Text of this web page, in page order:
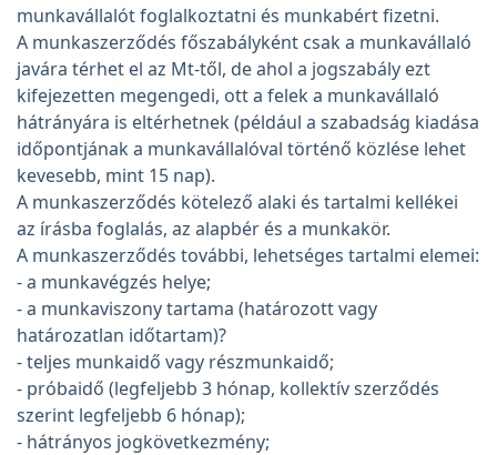
munkavállalót foglalkoztatni és munkabért fizetni.
A munkaszerződés főszabályként csak a munkavállaló
javára térhet el az Mt-től, de ahol a jogszabály ezt
kifejezetten megengedi, ott a felek a munkavállaló
hátrányára is eltérhetnek (például a szabadság kiadása
időpontjának a munkavállalóval történő közlése lehet
kevesebb, mint 15 nap).
A munkaszerződés kötelező alaki és tartalmi kellékei
az írásba foglalás, az alapbér és a munkakör.
A munkaszerződés további, lehetséges tartalmi elemei:
- a munkavégzés helye;
- a munkaviszony tartama (határozott vagy
határozatlan időtartam)?
- teljes munkaidő vagy részmunkaidő;
- próbaidő (legfeljebb 3 hónap, kollektív szerződés
szerint legfeljebb 6 hónap);
- hátrányos jogkövetkezmény;